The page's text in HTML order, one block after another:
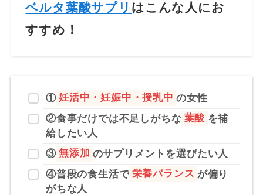
ベルタ葉酸サプリ はこんな人にお
すすめ！
① 妊活中・妊娠中・授乳中 の女性
②食事だけでは不足しがちな 葉酸 を補
給したい人
③ 無添加 のサプリメントを選びたい人
④普段の食生活で 栄養バランス が偏り
がちな人